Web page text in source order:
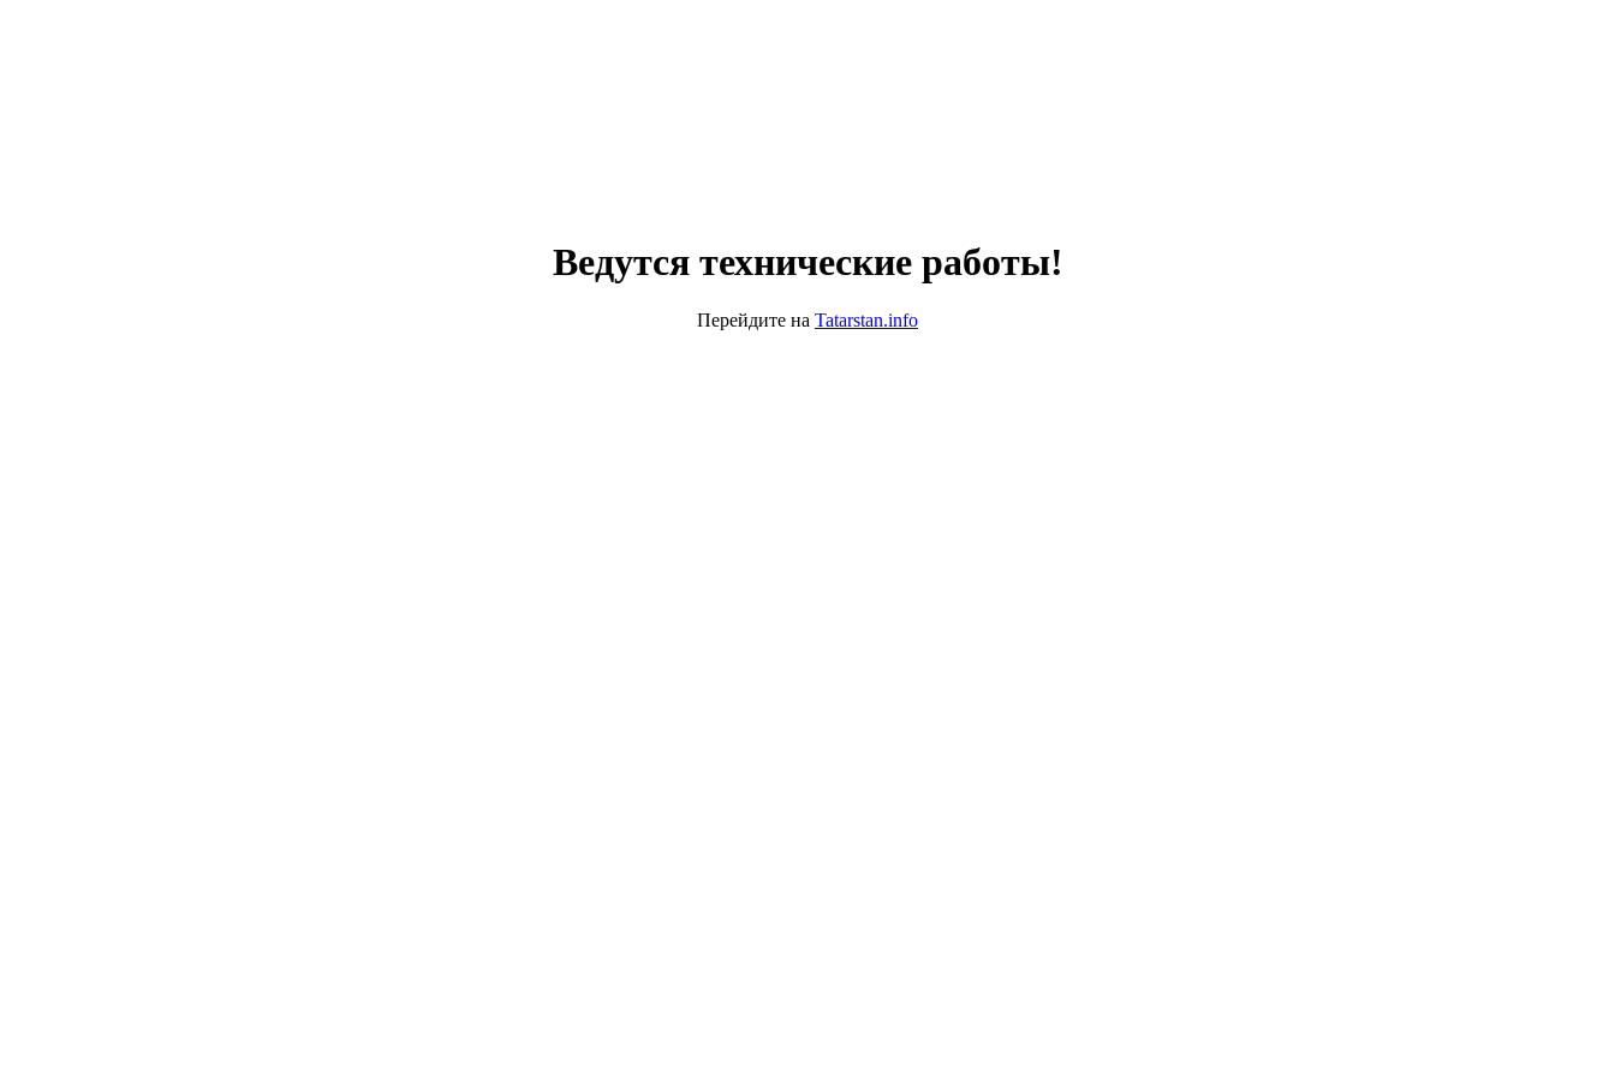
Ведутся технические работы!
Перейдите на Tatarstan.info